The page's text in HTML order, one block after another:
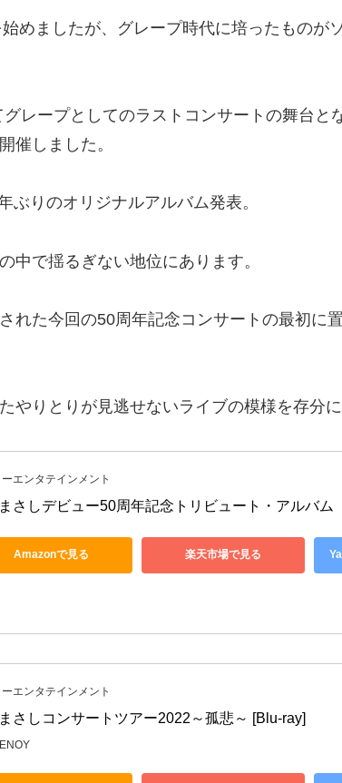
めましたが、グレープ時代に培ったものが
レープとしてのラストコンサートの舞台と
催しました。
ぶりのオリジナルアルバム発表。
中で揺るぎない地位にあります。
れた今回の50周年記念コンサートの最初
やりとりが見逃せないライブの模様を存分
ーエンタテインメント
さしデビュー50周年記念トリビュート・アルバム
Amazonで見る 楽天市場で見る
ーエンタテインメント
さしコンサートツアー2022～孤悲～ [Blu-ray]